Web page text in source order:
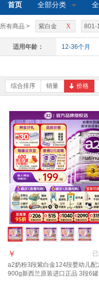
首页 全部分类
所有商品 > X
紫白金 801-
适用年龄： 12-36个月
综合排序 销量 价格
￥
a2奶粉3段紫白金124段婴幼儿配
900g新西兰原装进口正品 3段6